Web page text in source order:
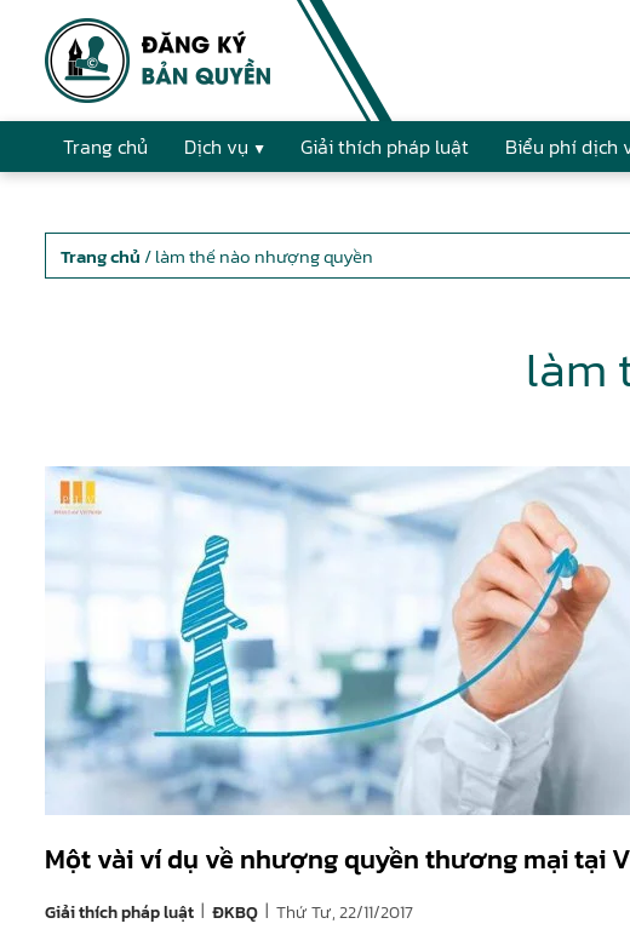
Trang chủ Dịch vụ Giải thích pháp luật Biểu phí dịch
Trang chủ / làm thế nào nhượng quyền
làm
Một vài ví dụ về nhượng quyền thương mại tại
Giải thích pháp luật | ĐKBQ | Thứ Tư, 22/11/2017